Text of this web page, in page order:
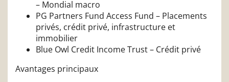
– Mondial macro
PG Partners Fund Access Fund – Placements
privés, crédit privé, infrastructure et
immobilier
Blue Owl Credit Income Trust – Crédit privé
Avantages principaux